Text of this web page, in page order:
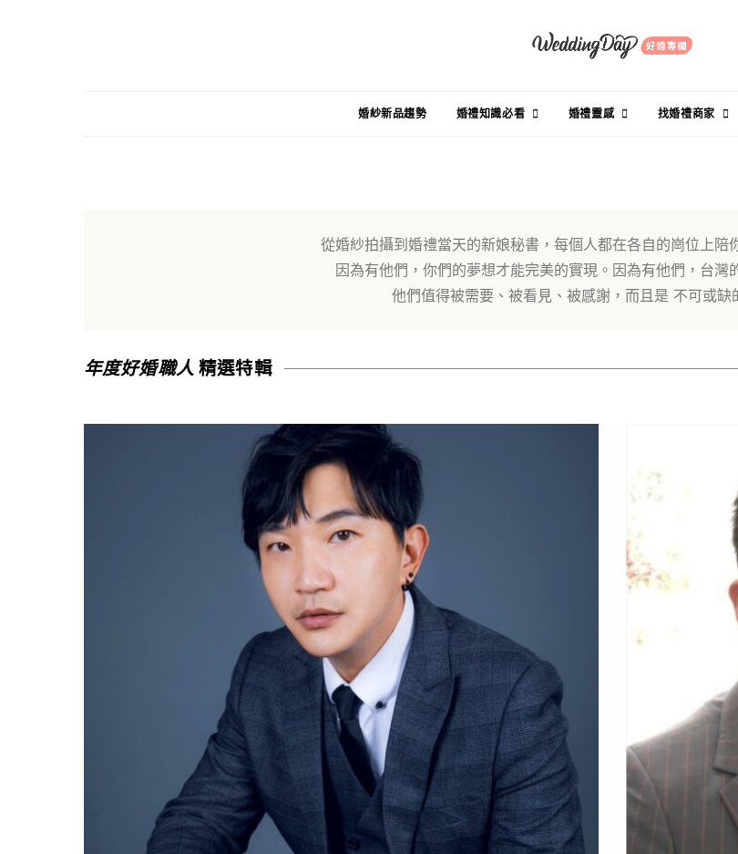
婚紗新品趨勢 婚禮知識必看 婚禮靈感 找婚禮商家
從婚紗拍攝到婚禮當天的新娘秘書，每個人都在各自的崗位上陪
因為有他們，你們的夢想才能完美的實現。因為有他們，台灣
他們值得被需要、被看見、被感謝，而且是 不可或缺
年度好婚職人精選特輯